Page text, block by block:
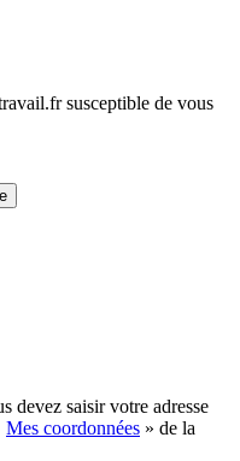
susceptible de vous
devez saisir votre adresse
Mes coordonnées » de la